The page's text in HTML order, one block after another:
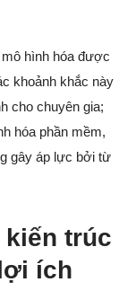
hình hóa được
khoảnh khắc này
cho chuyên gia;
hóa phần mềm,
gây áp lực bởi từ
kiến trúc
ích